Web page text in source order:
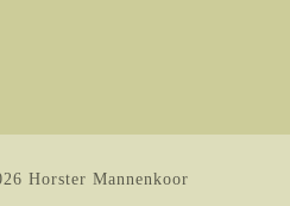
Horster Mannenkoor